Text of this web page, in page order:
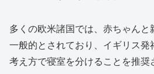
多くの欧米諸国では、赤ちゃん
一般的とされており、イギリス発
考え方で寝室を分けることを推奨